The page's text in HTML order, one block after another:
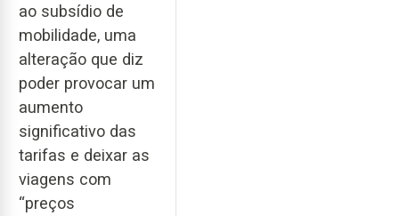
ao subsídio de
mobilidade, uma
alteração que diz
poder provocar um
aumento
significativo das
tarifas e deixar as
viagens com
“preços